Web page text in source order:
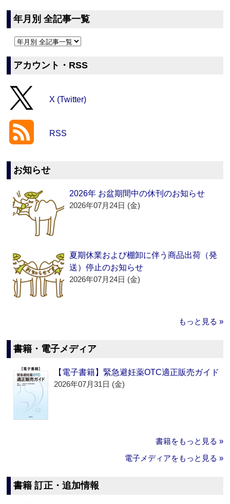
年月別 全記事一覧
アカウント・RSS
X (Twitter)
RSS
お知らせ
2026年 お盆期間中の休刊のお知らせ
2026年07月24日 (金)
夏期休業および棚卸に伴う商品出荷（発
送）停止のお知らせ
2026年07月24日 (金)
もっと見る »
書籍・電子メディア
【電子書籍】緊急避妊薬OTC適正販売ガイド
2026年07月31日 (金)
書籍をもっと見る »
電子メディアをもっと見る »
書籍 訂正・追加情報